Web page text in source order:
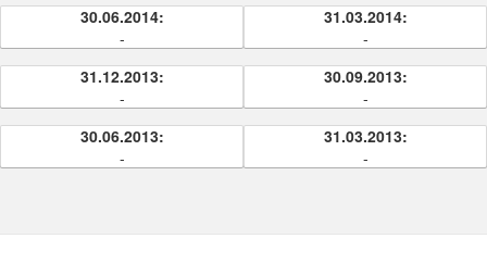
30.06.2014:
-
31.03.2014:
-
31.12.2013:
-
30.09.2013:
-
30.06.2013:
-
31.03.2013:
-